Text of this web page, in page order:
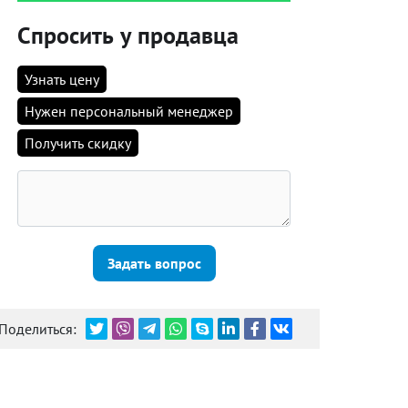
Спросить у продавца
Узнать цену
Нужен персональный менеджер
Получить скидку
Задать вопрос